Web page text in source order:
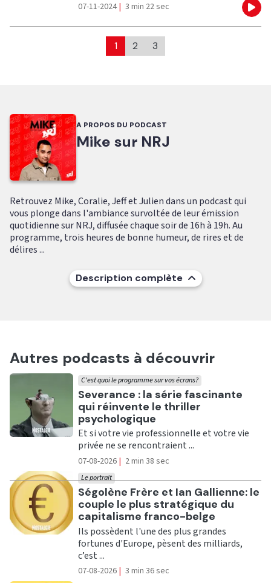
07-11-2024 | 3 min 22 sec
1 2 3
A PROPOS DU PODCAST
Mike sur NRJ
Retrouvez Mike, Coralie, Jeff et Julien dans un podcast qui
vous plonge dans l'ambiance survoltée de leur émission
quotidienne sur NRJ, diffusée chaque soir de 16h à 19h. Au
programme, trois heures de bonne humeur, de rires et de
délires ...
Description complète
Autres podcasts à découvrir
Ecouter
Severance : la série fascinante
qui réinvente le thriller
psychologique
C'est quoi le programme sur vos écrans?
Et si votre vie professionnelle et votre vie
privée ne se rencontraient ...
07-08-2026 | 2 min 38 sec
Ecouter
Ségolène Frère et Ian Gallienne: le
couple le plus stratégique du
capitalisme franco-belge
Le portrait
Ils possèdent l'une des plus grandes
fortunes d'Europe, pèsent des milliards,
c’est ...
07-08-2026 | 3 min 36 sec